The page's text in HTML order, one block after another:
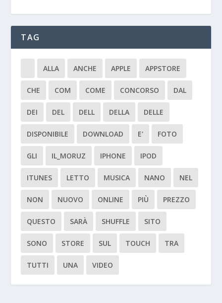
TAG
ALLA ANCHE APPLE APPSTORE
CHE COM COME CONCORSO DAL
DEI DEL DELL DELLA DELLE
DISPONIBILE DOWNLOAD E' FOTO
GLI IL_MORUZ IPHONE IPOD
ITUNES LETTO MUSICA NANO NEL
NON NUOVO ONLINE PIÙ PREZZO
QUESTO SARÀ SHUFFLE SITO
SONO STORE SUL TOUCH TRA
TUTTI UNA VIDEO